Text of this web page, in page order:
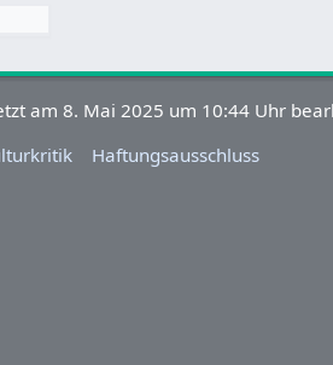
am 8. Mai 2025 um 10:44 Uhr
Haftungsausschluss